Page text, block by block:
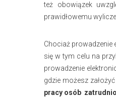
też obowiązek
prawidłowemu
Chociaż prowadzenie
się w tym celu na
prowadzenie
gdzie możesz
pracy osób